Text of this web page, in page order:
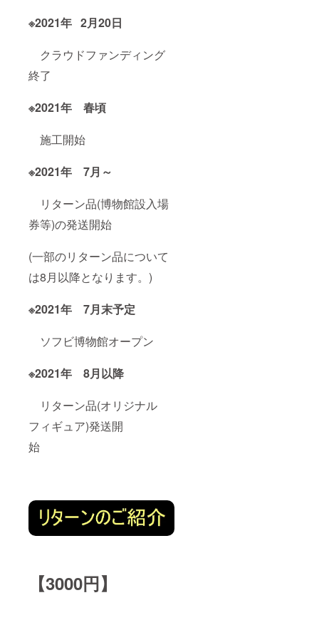
※2021年 2月20日
クラウドファンディング
終了
※2021年 春頃
施工開始
※2021年 7月～
リターン品(博物館設入場
券等)の発送開始
(一部のリターン品について
は8月以降となります。)
※2021年 7月末予定
ソフビ博物館オープン
※2021年 8月以降
リターン品(オリジナル
フィギュア)発送開
始
【3000円】